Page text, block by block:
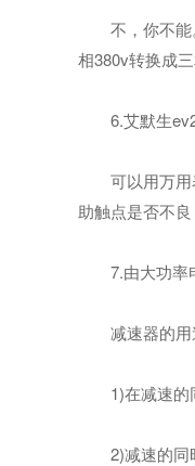
不，你不能。
相380v转换成三
6.艾默生
可以用万用表
助触点是否不
7.由大功率电
减速器的用
1)在减速的同
2)减速的同时